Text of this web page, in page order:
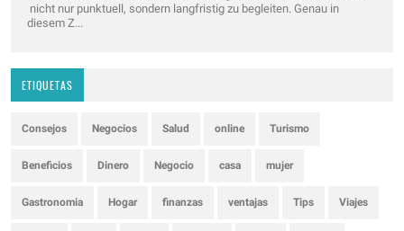
nicht nur punktuell, sondern langfristig zu begleiten. Genau in
diesem Z...
ETIQUETAS
Consejos Negocios Salud online Turismo
Beneficios Dinero Negocio casa mujer
Gastronomia Hogar finanzas ventajas Tips Viajes